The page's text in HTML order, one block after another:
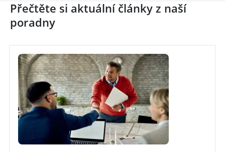
Přečtěte si aktuální články z naší
poradny